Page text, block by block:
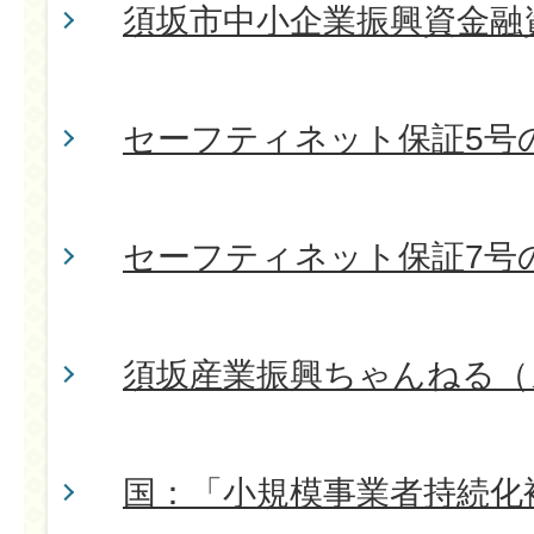
須坂市中小企業振興資金
セーフティネット保証5号
セーフティネット保証7号
須坂産業振興ちゃんねる
国：「小規模事業者持続